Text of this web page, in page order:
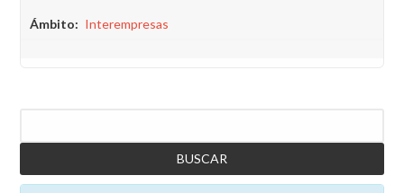
Ámbito Interempresas